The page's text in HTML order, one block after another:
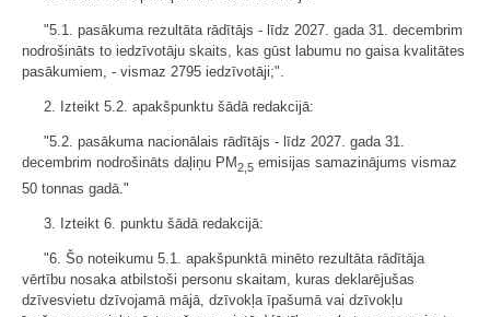
"5.1. pasākuma rezultāta rādītājs - līdz 2027. gada 31. decembrim
nodrošināts to iedzīvotāju skaits, kas gūst labumu no gaisa kvalitātes
pasākumiem, - vismaz 2795 iedzīvotāji;".
2. Izteikt 5.2. apakšpunktu šādā redakcijā:
"5.2. pasākuma nacionālais rādītājs - līdz 2027. gada 31.
decembrim nodrošināts daļiņu PM2,5 emisijas samazinājums vismaz
50 tonnas gadā."
3. Izteikt 6. punktu šādā redakcijā:
"6. Šo noteikumu 5.1. apakšpunktā minēto rezultāta rādītāja
vērtību nosaka atbilstoši personu skaitam, kuras deklarējušas
dzīvesvietu dzīvojamā mājā, dzīvokļa īpašumā vai dzīvokļu